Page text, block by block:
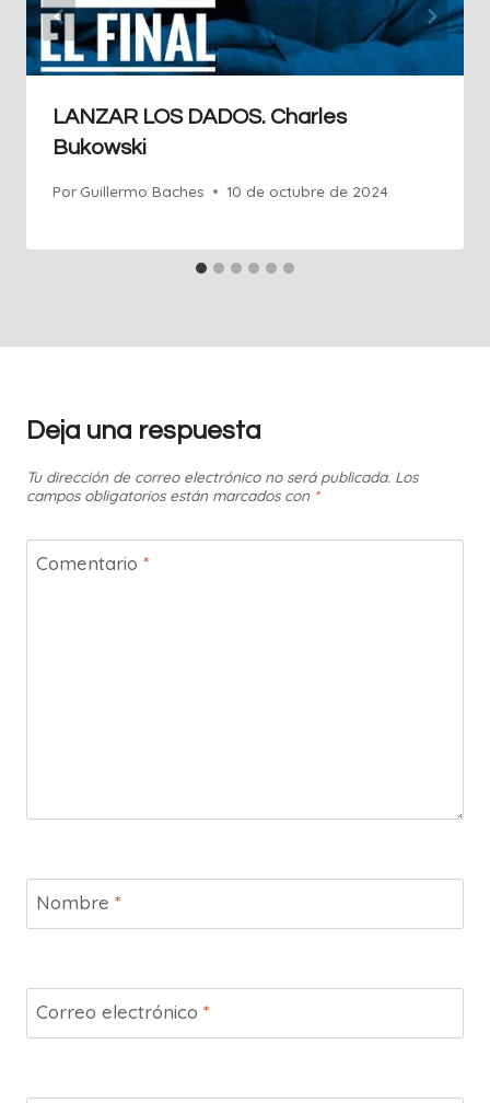
LANZAR LOS DADOS. Charles
Bukowski
Por Guillermo Baches 10 de octubre de 2024
Deja una respuesta
Tu dirección de correo electrónico no será publicada. Los
campos obligatorios están marcados con *
Comentario *
Nombre *
Correo electrónico *